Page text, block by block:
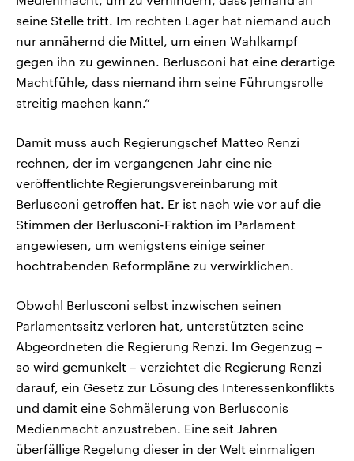
seine Stelle tritt. Im rechten Lager hat niemand auch
nur annähernd die Mittel, um einen Wahlkampf
gegen ihn zu gewinnen. Berlusconi hat eine derartige
Machtfühle, dass niemand ihm seine Führungsrolle
streitig machen kann.“
Damit muss auch Regierungschef Matteo Renzi
rechnen, der im vergangenen Jahr eine nie
veröffentlichte Regierungsvereinbarung mit
Berlusconi getroffen hat. Er ist nach wie vor auf die
Stimmen der Berlusconi-Fraktion im Parlament
angewiesen, um wenigstens einige seiner
hochtrabenden Reformpläne zu verwirklichen.
Obwohl Berlusconi selbst inzwischen seinen
Parlamentssitz verloren hat, unterstützten seine
Abgeordneten die Regierung Renzi. Im Gegenzug –
so wird gemunkelt – verzichtet die Regierung Renzi
darauf, ein Gesetz zur Lösung des Interessenkonflikts
und damit eine Schmälerung von Berlusconis
Medienmacht anzustreben. Eine seit Jahren
überfällige Regelung dieser in der Welt einmaligen